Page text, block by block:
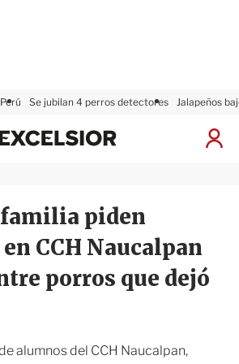
Se jubilan 4 perros detectores Jalapeños
I
x
s
i
r
familia piden
CCH Naucalpan
porros que dejó
alumnos del CCH Naucalpan,